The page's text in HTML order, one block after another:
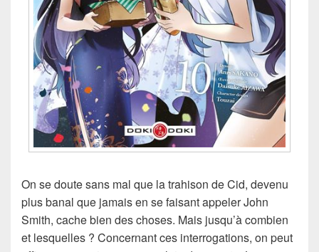
On se doute sans mal que la trahison de Cid, devenu
plus banal que jamais en se faisant appeler John
Smith, cache bien des choses. Mais jusqu’à combien
et lesquelles ? Concernant ces interrogations, on peut